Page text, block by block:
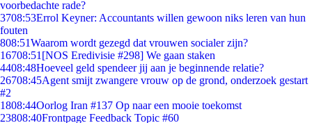
voorbedachte rade?
3708:53Errol Keyner: Accountants willen gewoon niks leren van hun
fouten
808:51Waarom wordt gezegd dat vrouwen socialer zijn?
16708:51 [NOS Eredivisie #298] We gaan staken
4408:48Hoeveel geld spendeer jij aan je beginnende relatie?
26708:45Agent smijt zwangere vrouw op de grond, onderzoek gestart
#2
1808:44Oorlog Iran #137 Op naar een mooie toekomst
23808:40Frontpage Feedback Topic #60